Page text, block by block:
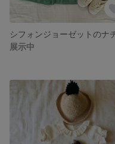
展示中